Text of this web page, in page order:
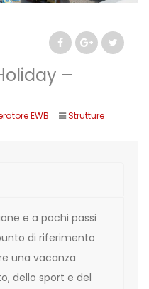
–
EWB Strutture
e a pochi passi
di riferimento
una vacanza
dello sport e del